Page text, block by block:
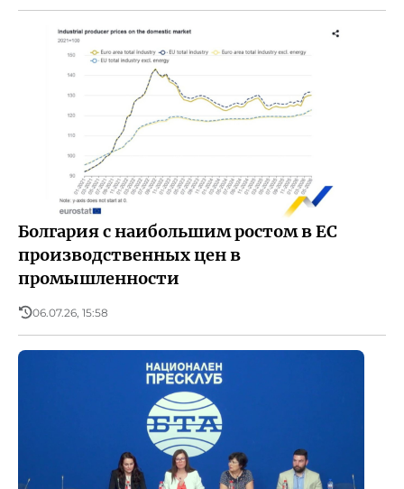
Болгария с наибольшим ростом в ЕС
производственных цен в
промышленности
06.07.26, 15:58